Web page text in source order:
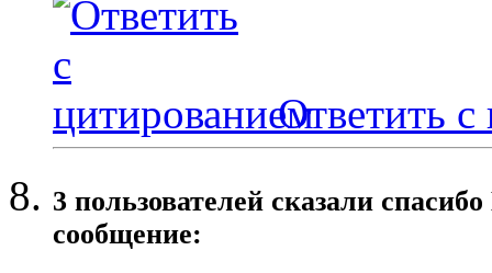
Ответить с
3 пользователей сказали
сообщение: